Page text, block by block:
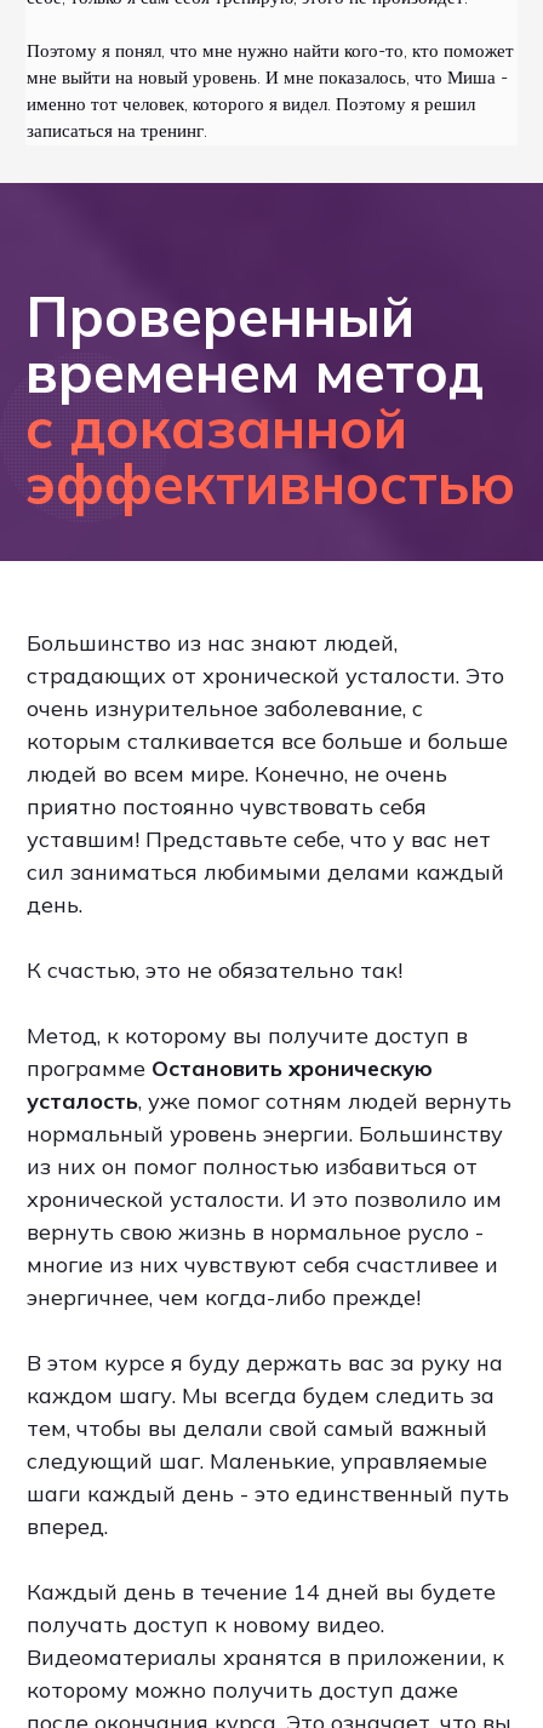
Поэтому я понял, что мне нужно найти кого-то, кто поможет
мне выйти на новый уровень. И мне показалось, что Миша -
именно тот человек, которого я видел. Поэтому я решил
записаться на тренинг.
Проверенный
временем метод
с доказанной
эффективностью
Большинство из нас знают людей,
страдающих от хронической усталости. Это
очень изнурительное заболевание, с
которым сталкивается все больше и больше
людей во всем мире. Конечно, не очень
приятно постоянно чувствовать себя
уставшим! Представьте себе, что у вас нет
сил заниматься любимыми делами каждый
день.
К счастью, это не обязательно так!
Метод, к которому вы получите доступ в
программе Остановить хроническую
усталость, уже помог сотням людей вернуть
нормальный уровень энергии. Большинству
из них он помог полностью избавиться от
хронической усталости. И это позволило им
вернуть свою жизнь в нормальное русло -
многие из них чувствуют себя счастливее и
энергичнее, чем когда-либо прежде!
В этом курсе я буду держать вас за руку на
каждом шагу. Мы всегда будем следить за
тем, чтобы вы делали свой самый важный
следующий шаг. Маленькие, управляемые
шаги каждый день - это единственный путь
вперед.
Каждый день в течение 14 дней вы будете
получать доступ к новому видео.
Видеоматериалы хранятся в приложении, к
которому можно получить доступ даже